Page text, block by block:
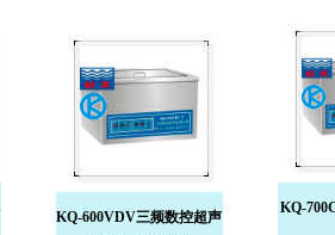
KQ-600VDV三频数控超声
KQ-